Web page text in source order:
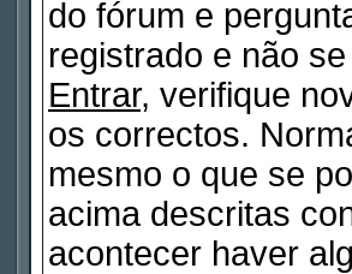
do fórum e
registrado e não
Entrar, verifique
os correctos.
mesmo o que se
acima descritas
acontecer haver